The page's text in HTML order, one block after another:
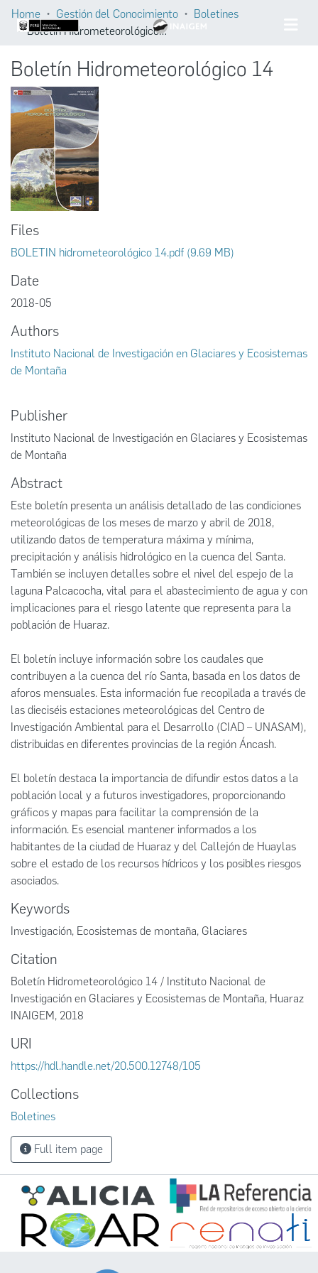
Home Gestión del Conocimiento
Boletines
Boletín Hidrometeorológico 14
Boletín Hidrometeorológico 14
Files
BOLETIN hidrometeorológico 14.pdf (9.69 MB)
Date
2018-05
Authors
Instituto Nacional de Investigación en Glaciares y Ecosistemas
de Montaña
Publisher
Instituto Nacional de Investigación en Glaciares y Ecosistemas
de Montaña
Abstract
Este boletín presenta un análisis detallado de las condiciones
meteorológicas de los meses de marzo y abril de 2018,
utilizando datos de temperatura máxima y mínima,
precipitación y análisis hidrológico en la cuenca del Santa.
También se incluyen detalles sobre el nivel del espejo de la
laguna Palcacocha, vital para el abastecimiento de agua y con
implicaciones para el riesgo latente que representa para la
población de Huaraz.
El boletín incluye información sobre los caudales que
contribuyen a la cuenca del río Santa, basada en los datos de
aforos mensuales. Esta información fue recopilada a través de
las dieciséis estaciones meteorológicas del Centro de
Investigación Ambiental para el Desarrollo (CIAD – UNASAM),
distribuidas en diferentes provincias de la región Áncash.
El boletín destaca la importancia de difundir estos datos a la
población local y a futuros investigadores, proporcionando
gráficos y mapas para facilitar la comprensión de la
información. Es esencial mantener informados a los
habitantes de la ciudad de Huaraz y del Callejón de Huaylas
sobre el estado de los recursos hídricos y los posibles riesgos
asociados.
Keywords
Investigación, Ecosistemas de montaña, Glaciares
Citation
Boletín Hidrometeorológico 14 / Instituto Nacional de
Investigación en Glaciares y Ecosistemas de Montaña, Huaraz
INAIGEM, 2018
URI
https://hdl.handle.net/20.500.12748/105
Collections
Boletines
Full item page